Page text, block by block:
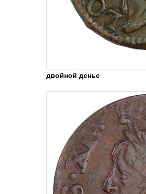
двойной денье